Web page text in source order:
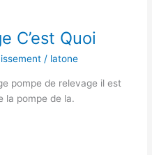
C’est Quoi
/ latone
pompe de relevage il est
la pompe de la.